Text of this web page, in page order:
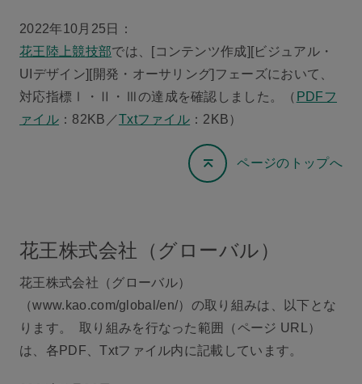
2022年10月25日：
花王陸上競技部では、[コンテンツ作成][ビジュアル・
UIデザイン][開発・オーサリング]フェーズにおいて、
対応指標Ⅰ・Ⅱ・Ⅲの達成を確認しました。（ PDFフ
ァイル：82KB／Txtファイル ：2KB）
ページのトップへ
花王株式会社（グローバル）
花王株式会社（グローバル）
（www.kao.com/global/en/）の取り組みは、以下とな
ります。 取り組みを行なった範囲（ページ URL）
は、各PDF、Txtファイル内に記載しています。